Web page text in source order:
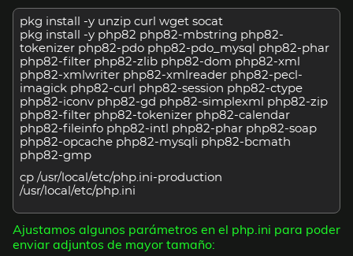
pkg install -y unzip curl wget socat
pkg install -y php82 php82-mbstring php82-
tokenizer php82-pdo php82-pdo_mysql php82-phar
php82-filter php82-zlib php82-dom php82-xml
php82-xmlwriter php82-xmlreader php82-pecl-
imagick php82-curl php82-session php82-ctype
php82-iconv php82-gd php82-simplexml php82-zip
php82-filter php82-tokenizer php82-calendar
php82-fileinfo php82-intl php82-phar php82-soap
php82-opcache php82-mysqli php82-bcmath
php82-gmp
cp /usr/local/etc/php.ini-production
/usr/local/etc/php.ini
Ajustamos algunos parámetros en el php.ini para poder
enviar adjuntos de mayor tamaño: